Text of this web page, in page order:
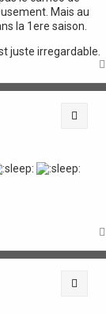
Mais au
la 1ere saison.
juste irregardable.